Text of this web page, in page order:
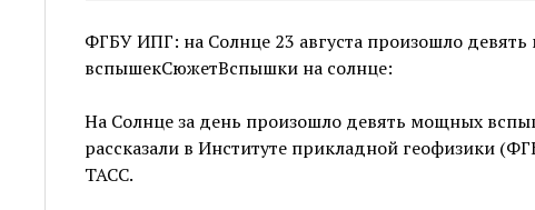
ФГБУ ИПГ: на Солнце 23 августа произошло
вспышекСюжетВспышки на солнце:
На Солнце за день произошло девять мощных
рассказали в Институте прикладной геофизики
ТАСС.